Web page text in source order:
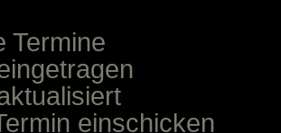
Termine
einschicken